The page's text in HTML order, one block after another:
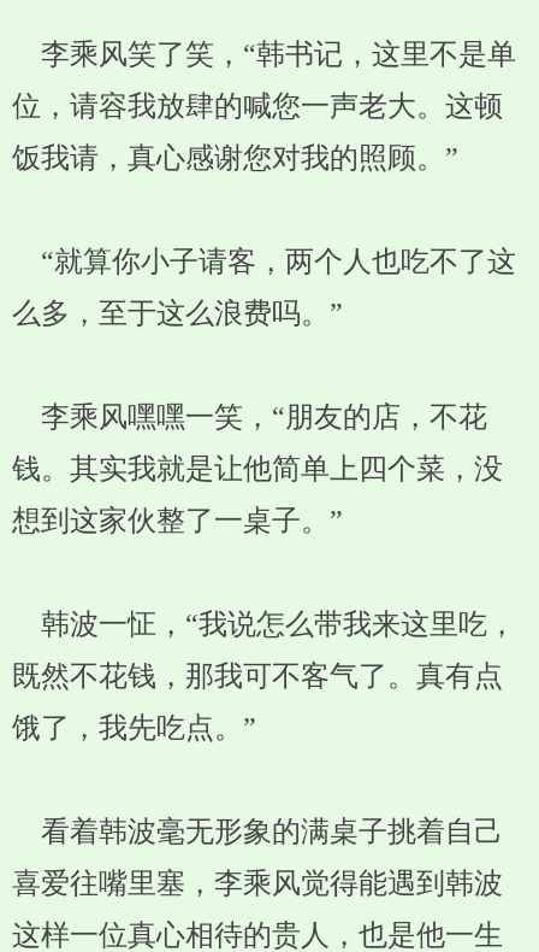
李乘风笑了笑，“韩书记，这里不是单
位，请容我放肆的喊您一声老大。这顿
饭我请，真心感谢您对我的照顾。”
“就算你小子请客，两个人也吃不了这
么多，至于这么浪费吗。”
李乘风嘿嘿一笑，“朋友的店，不花
钱。其实我就是让他简单上四个菜，没
想到这家伙整了一桌子。”
韩波一怔，“我说怎么带我来这里吃，
既然不花钱，那我可不客气了。真有点
饿了，我先吃点。”
看着韩波毫无形象的满桌子挑着自己
喜爱往嘴里塞，李乘风觉得能遇到韩波
这样一位真心相待的贵人，也是他一生